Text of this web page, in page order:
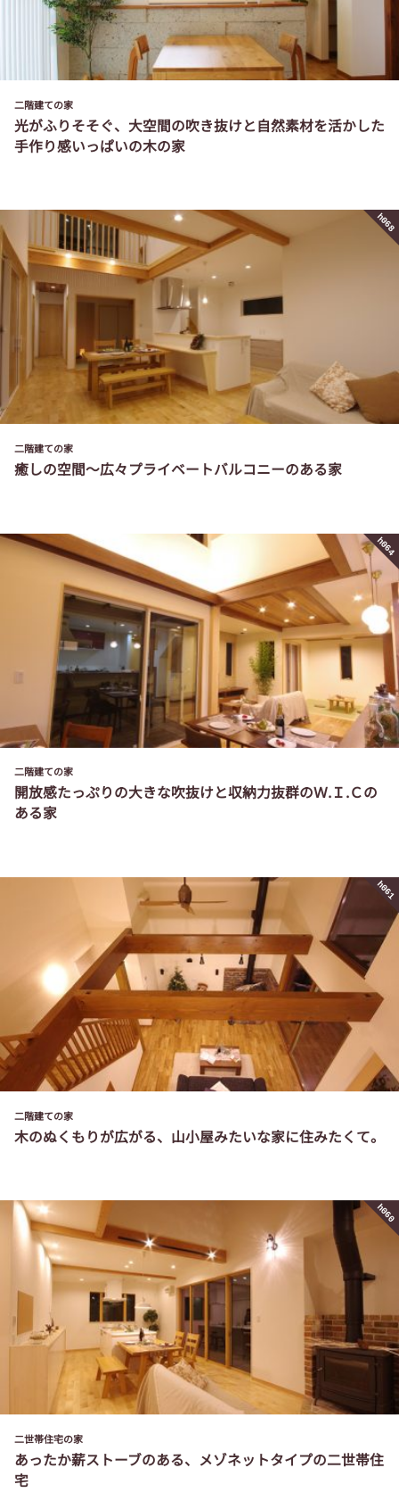
二階建ての家
光がふりそそぐ、大空間の吹き抜けと自然素材を活かした
手作り感いっぱいの木の家
h068
二階建ての家
癒しの空間～広々プライベートバルコニーのある家
h064
二階建ての家
開放感たっぷりの大きな吹抜けと収納力抜群のＷ.Ｉ.Ｃの
ある家
h061
二階建ての家
木のぬくもりが広がる、山小屋みたいな家に住みたくて。
h060
二世帯住宅の家
あったか薪ストーブのある、メゾネットタイプの二世帯住
宅